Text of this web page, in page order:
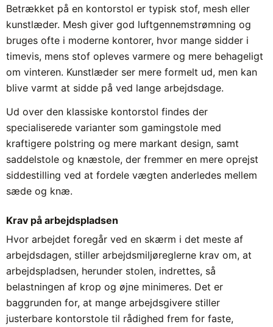
Betrækket på en kontorstol er typisk stof, mesh eller
kunstlæder. Mesh giver god luftgennemstrømning og
bruges ofte i moderne kontorer, hvor mange sidder i
timevis, mens stof opleves varmere og mere behageligt
om vinteren. Kunstlæder ser mere formelt ud, men kan
blive varmt at sidde på ved lange arbejdsdage.
Ud over den klassiske kontorstol findes der
specialiserede varianter som gamingstole med
kraftigere polstring og mere markant design, samt
saddelstole og knæstole, der fremmer en mere oprejst
siddestilling ved at fordele vægten anderledes mellem
sæde og knæ.
Krav på arbejdspladsen
Hvor arbejdet foregår ved en skærm i det meste af
arbejdsdagen, stiller arbejdsmiljøreglerne krav om, at
arbejdspladsen, herunder stolen, indrettes, så
belastningen af krop og øjne minimeres. Det er
baggrunden for, at mange arbejdsgivere stiller
justerbare kontorstole til rådighed frem for faste,